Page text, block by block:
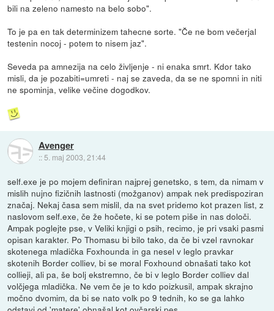
bili na zeleno namesto na belo sobo".
To je pa en tak determinizem tahecne sorte. "Če ne bom večerjal
testenin nocoj - potem to nisem jaz".
Seveda pa amnezija na celo življenje - ni enaka smrt. Kdor tako
misli, da je pozabiti=umreti - naj se zaveda, da se ne spomni in niti
ne spominja, velike večine dogodkov.
Avenger
:: 5. maj 2003, 21:44
self.exe je po mojem definiran najprej genetsko, s tem, da nimam v
mislih nujno fizičnih lastnosti (možganov) ampak nek predispoziran
značaj. Nekaj časa sem mislil, da na svet pridemo kot prazen list, z
naslovom self.exe, če že hočete, ki se potem piše in nas določi.
Ampak poglejte pse, v Veliki knjigi o psih, recimo, je pri vsaki pasmi
opisan karakter. Po Thomasu bi bilo tako, da če bi vzel ravnokar
skotenega mladička Foxhounda in ga nesel v leglo pravkar
skotenih Border colliev, bi se moral Foxhound obnašati tako kot
collieji, ali pa, še bolj ekstremno, če bi v leglo Border colliev dal
volčjega mladička. Ne vem če je to kdo poizkusil, ampak skrajno
močno dvomim, da bi se nato volk po 9 tednih, ko se ga lahko